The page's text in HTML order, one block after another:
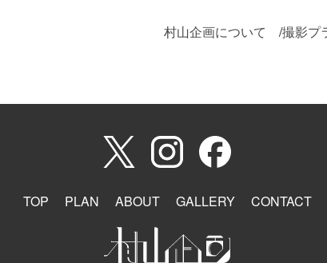
村山企画について /撮影プ
TOP PLAN ABOUT GALLERY CONTACT